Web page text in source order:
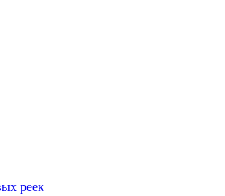
реек